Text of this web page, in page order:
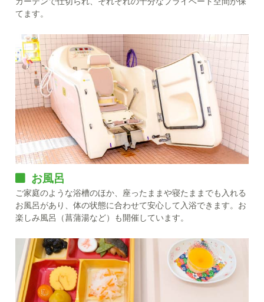
てます。
お風呂
ご家庭のような浴槽のほか、座ったままや寝たままでも入れる
お風呂があり、体の状態に合わせて安心して入浴できます。お
楽しみ風呂（菖蒲湯など）も開催しています。